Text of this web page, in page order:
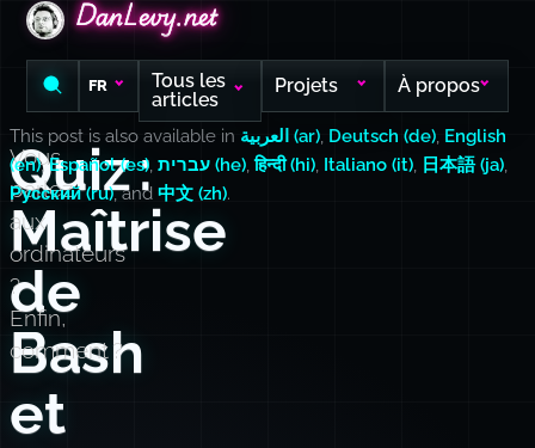
DanLevy.net
DanLevy.net
DanLevy.net
FR
Tous les
articles
Projets À propos
Quiz :
Maîtrise
de
Bash
et
Vous
parlez
aux
ordinateurs
?
Enfin,
comment ?
This post is also available in العربية (ar), Deutsch (de), English
(en),Español (es), עברית (he),हिन्दी (hi), Italiano (it), 日本語 (ja),
Русский (ru), and 中文 (zh).